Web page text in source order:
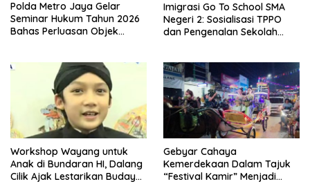
Polda Metro Jaya Gelar
Seminar Hukum Tahun 2026
Bahas Perluasan Objek
Imigrasi Go To School SMA
Negeri 2: Sosialisasi TPPO
dan Pengenalan Sekolah
Workshop Wayang untuk
Anak di Bundaran HI, Dalang
Cilik Ajak Lestarikan Budaya
Gebyar Cahaya
Kemerdekaan Dalam Tajuk
“Festival Kamir” Menjadi